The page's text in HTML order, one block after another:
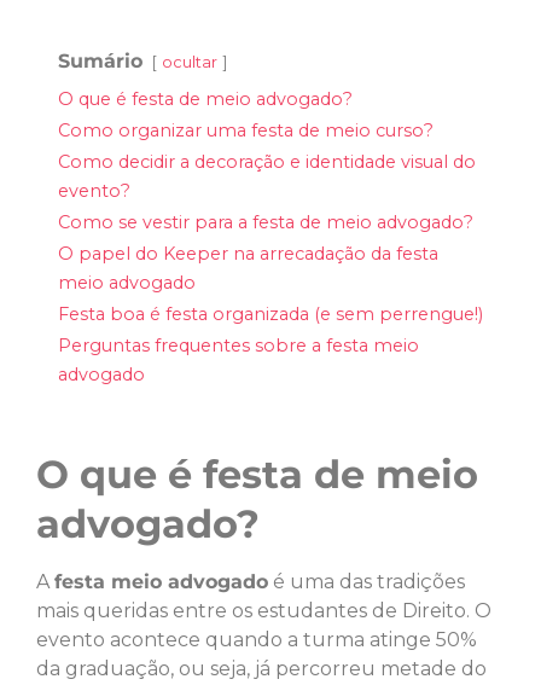
Sumário ocultar
O que é festa de meio advogado?
Como organizar uma festa de meio curso?
Como decidir a decoração e identidade visual do
evento?
Como se vestir para a festa de meio advogado?
O papel do Keeper na arrecadação da festa
meio advogado
Festa boa é festa organizada (e sem perrengue!)
Perguntas frequentes sobre a festa meio
advogado
O que é festa de meio
advogado?
Afesta meio advogado é uma das tradições
mais queridas entre os estudantes de Direito. O
evento acontece quando a turma atinge 50%
da graduação, ou seja, já percorreu metade do